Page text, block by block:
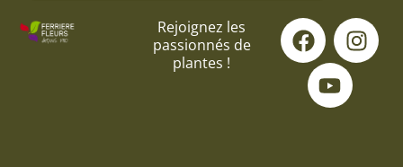
Rejoignez les
passionnés de
plantes !
F
a
c
e
I
n
s
Y
o
u
t
u